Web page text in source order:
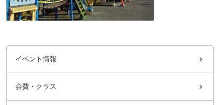
イベント情報
会費・クラス